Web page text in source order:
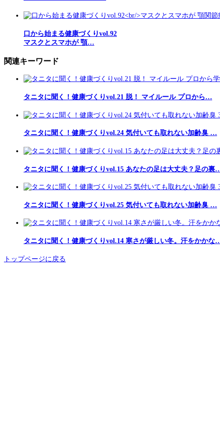
口から始まる健康づくりvol.92
マスクとスマホが 顎…
関連キーワード
タニタに聞く！健康づくりvol.21 脱！ マイルール プロから…
タニタに聞く！健康づくりvol.24 気付いても取れない加齢臭 …
タニタに聞く！健康づくりvol.15 あなたの足は大丈夫？足の裏
タニタに聞く！健康づくりvol.25 気付いても取れない加齢臭 …
タニタに聞く！健康づくりvol.14 寒さが厳しい冬。汗をかかな
トップページに戻る